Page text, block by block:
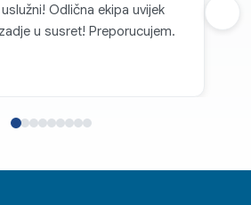
Odlična ekipa uvijek
u susret! Preporucujem.